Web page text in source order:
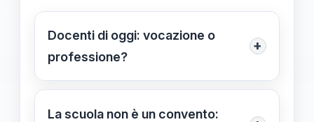
Docenti di oggi: vocazione o
professione?
+
È una combinazione realistica: la
professionalità è la base, la
La scuola non è un convento: